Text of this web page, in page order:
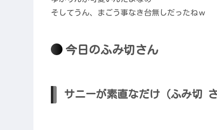
そしてうん、まごう事なき台無しだったねｗ
今日のふみ切さん
サニーが素直なだけ（ふみ切